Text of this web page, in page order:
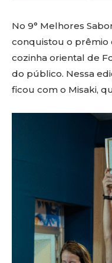
No 9° Melhores
conquistou o
cozinha oriental de
do público. Nessa
ficou com o Misaki,